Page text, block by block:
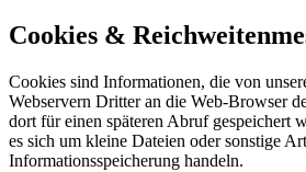
Cookies &
Cookies sind Informationen, die von
Webservern Dritter an die Web-Browser
dort für einen späteren Abruf gespeichert
es sich um kleine Dateien oder sonstige
Informationsspeicherung handeln.